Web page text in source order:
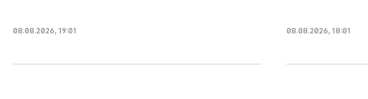
08.08.2026, 19:01 08.08.2026, 18:01